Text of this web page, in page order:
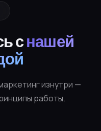
снашей
изнутри —
работы.